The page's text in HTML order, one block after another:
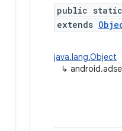
public static
extends
java.lang.Object
↳